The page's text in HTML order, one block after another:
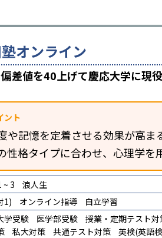
オンライン
差値を40上げて慶応大学に現
ント
や記憶を定着させる効果が高ま
性格タイプに合わせ、心理学を
~ 3
浪人生
1) オンライン指導 自立学習
学受験 医学部受験 授業・定期テスト対
私大対策 共通テスト対策 英検(英語